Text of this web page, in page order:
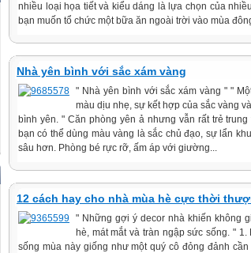
nhiều loại họa tiết và kiểu dáng là lựa chọn của
bạn muốn tổ chức một bữa ăn ngoài trời vào mùa
Nhà yên bình với sắc xám vàng
" Nhà yên bình với sắc xám vàng " "
màu dịu nhẹ, sự kết hợp của sắc vàng
bình yên. " Căn phòng yên ả nhưng vẫn rất trẻ
bạn có thể dùng màu vàng là sắc chủ đạo, sự lẩn
sâu hơn. Phòng bé rực rỡ, ấm áp với giường...
12 cách hay cho nhà mùa hè cực thời
" Những gợi ý decor nhà khiến không
hè, mát mắt và tràn ngập sức sống. "
sống mùa này giống như một quý cô đỏng đảnh